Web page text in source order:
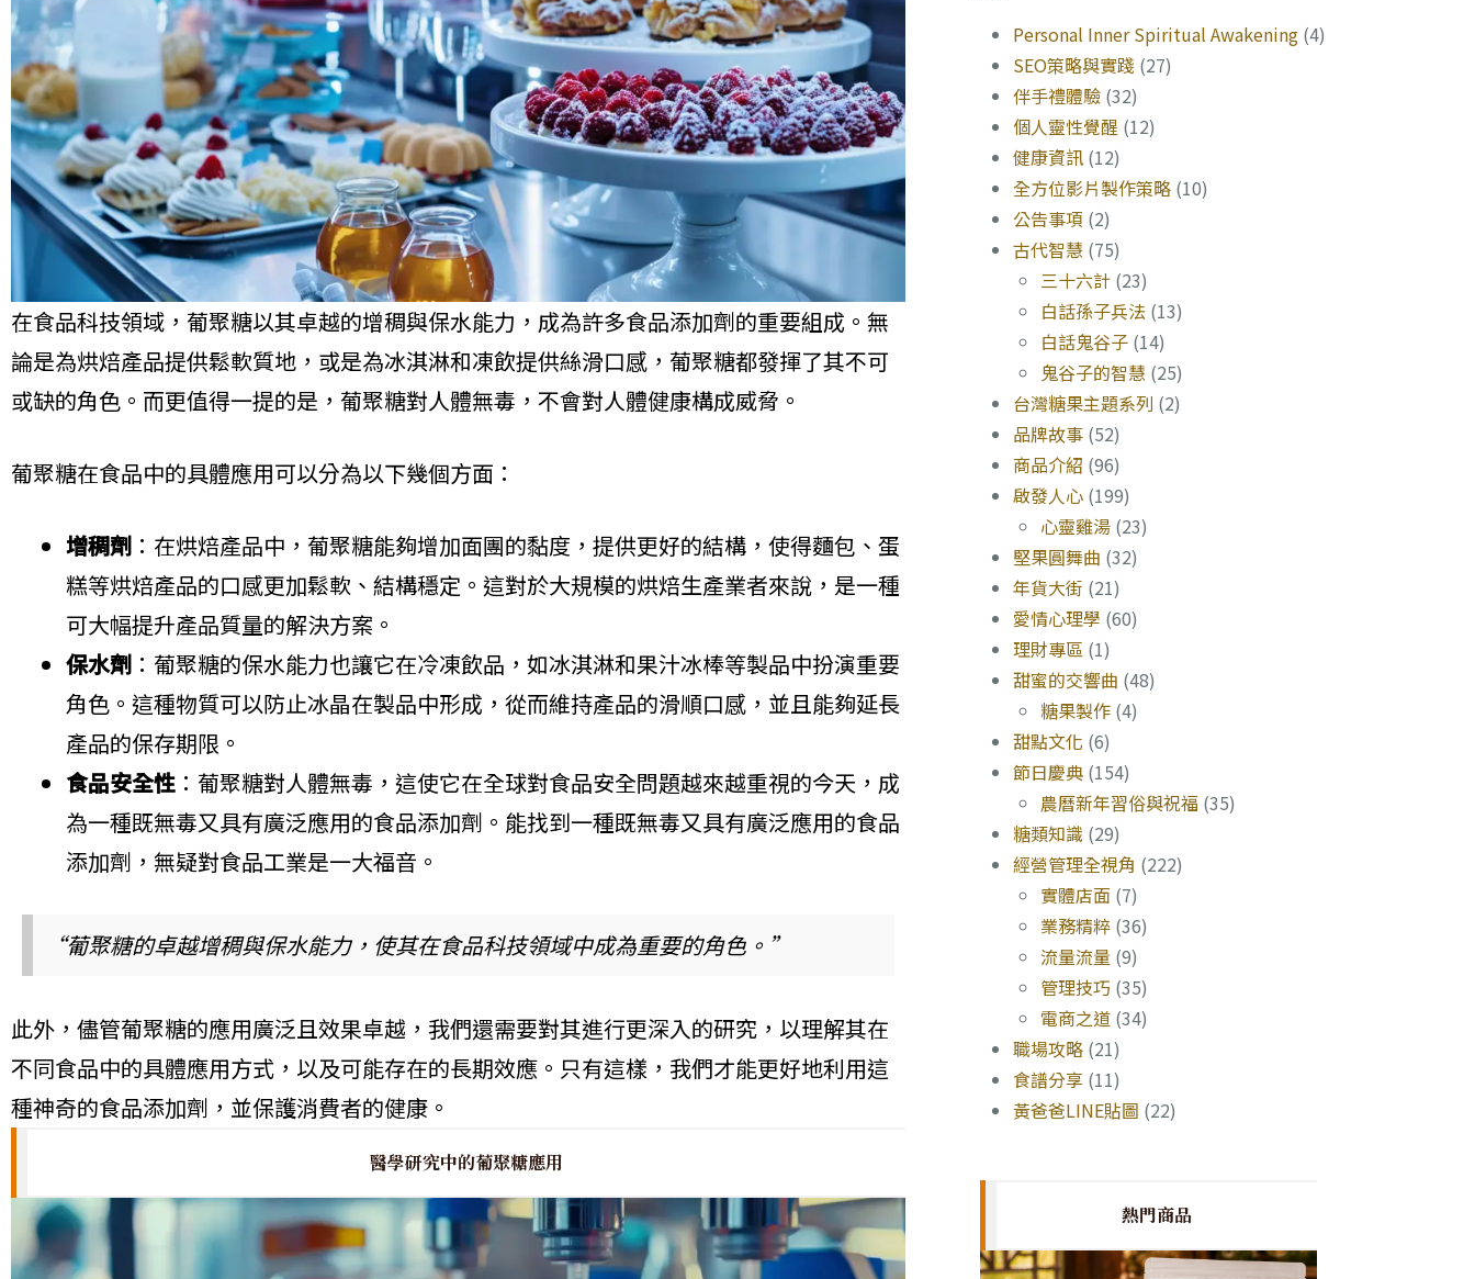
在食品科技領域，葡聚糖以其卓越的增稠與保水能力，成為許多食品添加劑的重要組成。無
論是為烘焙產品提供鬆軟質地，或是為冰淇淋和凍飲提供絲滑口感，葡聚糖都發揮了其不可
或缺的角色。而更值得一提的是，葡聚糖對人體無毒，不會對人體健康構成威脅。
葡聚糖在食品中的具體應用可以分為以下幾個方面：
增稠劑 ：在烘焙產品中，葡聚糖能夠增加面團的黏度，提供更好的結構，使得麵包、蛋
糕等烘焙產品的口感更加鬆軟、結構穩定。這對於大規模的烘焙生產業者來說，是一種
可大幅提升產品質量的解決方案。
保水劑 ：葡聚糖的保水能力也讓它在冷凍飲品，如冰淇淋和果汁冰棒等製品中扮演重要
角色。這種物質可以防止冰晶在製品中形成，從而維持產品的滑順口感，並且能夠延長
產品的保存期限。
食品安全性 ：葡聚糖對人體無毒，這使它在全球對食品安全問題越來越重視的今天，成
為一種既無毒又具有廣泛應用的食品添加劑。能找到一種既無毒又具有廣泛應用的食品
添加劑，無疑對食品工業是一大福音。
“葡聚糖的卓越增稠與保水能力，使其在食品科技領域中成為重要的角色。”
此外，儘管葡聚糖的應用廣泛且效果卓越，我們還需要對其進行更深入的研究，以理解其在
不同食品中的具體應用方式，以及可能存在的長期效應。只有這樣，我們才能更好地利用這
種神奇的食品添加劑，並保護消費者的健康。
醫學研究中的葡聚糖應用
Personal Inner Spiritual Awakening (4)
SEO策略與實踐 (27)
伴手禮體驗 (32)
個人靈性覺醒 (12)
健康資訊 (12)
全方位影片製作策略 (10)
公告事項 (2)
古代智慧 (75)
三十六計 (23)
白話孫子兵法 (13)
白話鬼谷子 (14)
鬼谷子的智慧 (25)
台灣糖果主題系列 (2)
品牌故事 (52)
商品介紹 (96)
啟發人心 (199)
心靈雞湯 (23)
堅果圓舞曲 (32)
年貨大街 (21)
愛情心理學 (60)
理財專區 (1)
甜蜜的交響曲 (48)
糖果製作 (4)
甜點文化 (6)
節日慶典 (154)
農曆新年習俗與祝福 (35)
糖類知識 (29)
經營管理全視角 (222)
實體店面 (7)
業務精粹 (36)
流量流量 (9)
管理技巧 (35)
電商之道 (34)
職場攻略 (21)
食譜分享 (11)
黃爸爸LINE貼圖 (22)
熱門商品